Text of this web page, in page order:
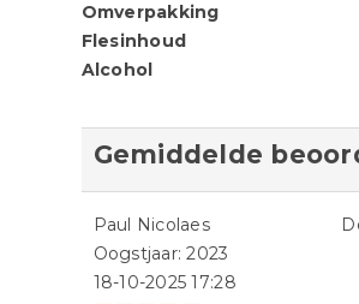
Omverpakking
Flesinhoud
Alcohol
Gemiddelde
Paul Nicolaes
Oogstjaar: 2023
18-10-2025 17:28